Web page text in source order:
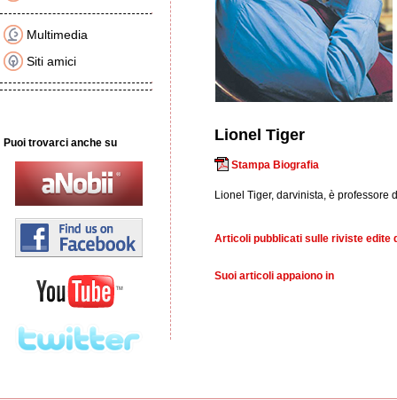
Multimedia
Siti amici
Puoi trovarci anche su Lionel Tiger
Stampa Biografia
Lionel Tiger, darvinista, è professore
Articoli pubblicati sulle riviste edite
Suoi articoli appaiono in